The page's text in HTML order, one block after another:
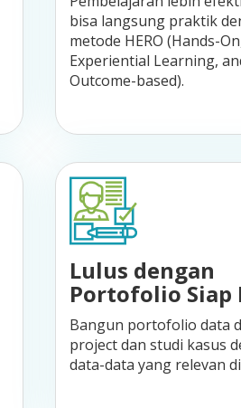
bisa langsung praktik
metode HERO (Hands-
Experiential Learning,
Outcome-based).
Lulus dengan
Portofolio Siap
Bangun portofolio data
project dan studi kasus
data-data yang relevan